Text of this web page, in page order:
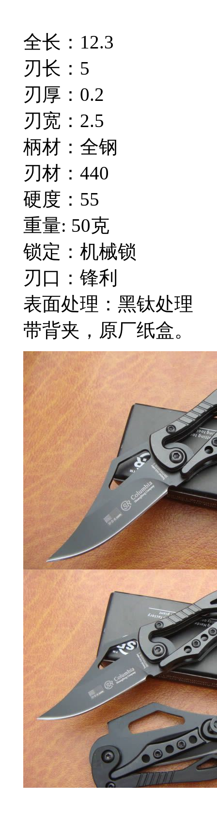
全长：12.3
刃长：5
刃厚：0.2
刃宽：2.5
柄材：全钢
刃材：440
硬度：55
重量: 50克
锁定：机械锁
刃口：锋利
表面处理：黑钛处理
带背夹，原厂纸盒。